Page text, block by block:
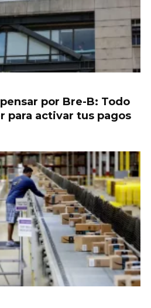
por Bre-B: Todo
para activar tus pagos